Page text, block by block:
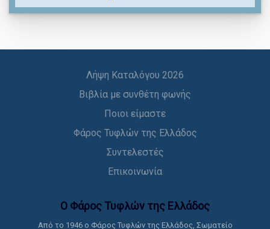
Λήψη Καταλόγου 2026
Βιβλία με συνθέτη φωνής
Ποιοι είμαστε
Φάρος Τυφλών της Ελλάδος
Συντελεστές
Επικοινωνία
Ο Φάρος Τυφλών της Ελλάδoς
Από το 1946 ο Φάρος Τυφλών της Ελλάδος, Σωματείο